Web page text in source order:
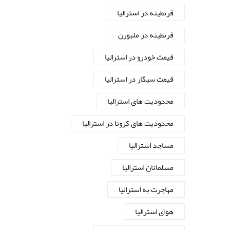
قرنطینه در استرالیا
قرنطینه در ملبورن
قیمت خودرو در استرالیا
قیمت سیگار در استرالیا
محدودیت های استرالیا
محدودیت های کرونا در استرالیا
مساجد استرالیا
مسلمانان استرالیا
مهاجرت به استرالیا
هوای استرالیا